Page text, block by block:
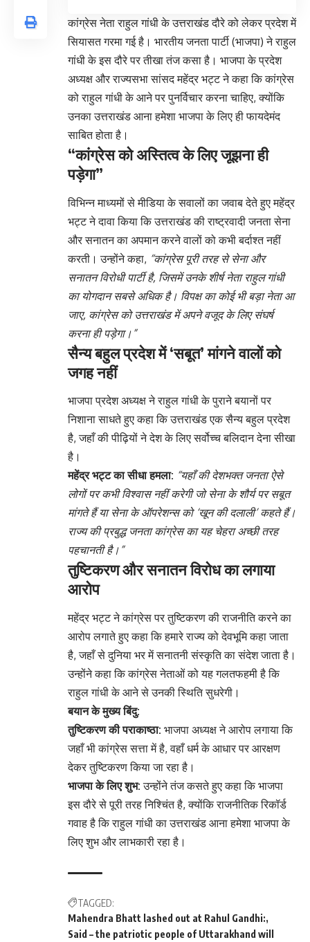
कांग्रेस नेता राहुल गांधी के उत्तराखंड दौरे को लेकर प्रदेश में
सियासत गरमा गई है। भारतीय जनता पार्टी (भाजपा) ने राहुल
गांधी के इस दौरे पर तीखा तंज कसा है। भाजपा के प्रदेश
अध्यक्ष और राज्यसभा सांसद महेंद्र भट्ट ने कहा कि कांग्रेस
को राहुल गांधी के आने पर पुनर्विचार करना चाहिए, क्योंकि
उनका उत्तराखंड आना हमेशा भाजपा के लिए ही फायदेमंद
साबित होता है।
“कांग्रेस को अस्तित्व के लिए जूझना ही
पड़ेगा”
विभिन्न माध्यमों से मीडिया के सवालों का जवाब देते हुए महेंद्र
भट्ट ने दावा किया कि उत्तराखंड की राष्ट्रवादी जनता सेना
और सनातन का अपमान करने वालों को कभी बर्दाश्त नहीं
करती। उन्होंने कहा, “कांग्रेस पूरी तरह से सेना और
सनातन विरोधी पार्टी है, जिसमें उनके शीर्ष नेता राहुल गांधी
का योगदान सबसे अधिक है। विपक्ष का कोई भी बड़ा नेता आ
जाए, कांग्रेस को उत्तराखंड में अपने वजूद के लिए संघर्ष
करना ही पड़ेगा।”
सैन्य बहुल प्रदेश में ‘सबूत’ मांगने वालों को
जगह नहीं
भाजपा प्रदेश अध्यक्ष ने राहुल गांधी के पुराने बयानों पर
निशाना साधते हुए कहा कि उत्तराखंड एक सैन्य बहुल प्रदेश
है, जहाँ की पीढ़ियों ने देश के लिए सर्वोच्च बलिदान देना सीखा
है।
महेंद्र भट्ट का सीधा हमला: “यहाँ की देशभक्त जनता ऐसे
लोगों पर कभी विश्वास नहीं करेगी जो सेना के शौर्य पर सबूत
मांगते हैं या सेना के ऑपरेशन्स को ‘खून की दलाली’ कहते हैं।
राज्य की प्रबुद्ध जनता कांग्रेस का यह चेहरा अच्छी तरह
पहचानती है।”
तुष्टिकरण और सनातन विरोध का लगाया
आरोप
महेंद्र भट्ट ने कांग्रेस पर तुष्टिकरण की राजनीति करने का
आरोप लगाते हुए कहा कि हमारे राज्य को देवभूमि कहा जाता
है, जहाँ से दुनिया भर में सनातनी संस्कृति का संदेश जाता है।
उन्होंने कहा कि कांग्रेस नेताओं को यह गलतफहमी है कि
राहुल गांधी के आने से उनकी स्थिति सुधरेगी।
बयान के मुख्य बिंदु:
तुष्टिकरण की पराकाष्ठा: भाजपा अध्यक्ष ने आरोप लगाया कि
जहाँ भी कांग्रेस सत्ता में है, वहाँ धर्म के आधार पर आरक्षण
देकर तुष्टिकरण किया जा रहा है।
भाजपा के लिए शुभ: उन्होंने तंज कसते हुए कहा कि भाजपा
इस दौरे से पूरी तरह निश्चिंत है, क्योंकि राजनीतिक रिकॉर्ड
गवाह है कि राहुल गांधी का उत्तराखंड आना हमेशा भाजपा के
लिए शुभ और लाभकारी रहा है।
TAGGED:
Mahendra Bhatt lashed out at Rahul Gandhi:
Said – the patriotic people of Uttarakhand will